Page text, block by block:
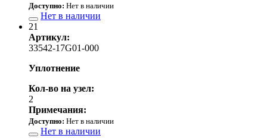
Доступно: Нет в наличии
Нет в наличии
21
Артикул:
33542-17G01-000
Уплотнение
Кол-во на узел:
2
Примечания:
Доступно: Нет в наличии
Нет в наличии